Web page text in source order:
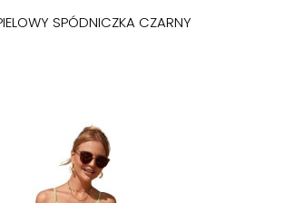
SPÓDNICZKA CZARNY